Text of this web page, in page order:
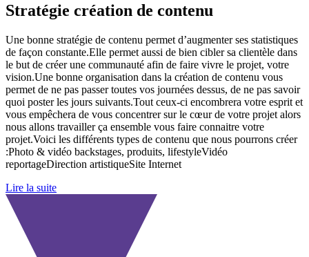
Stratégie création de contenu
Une bonne stratégie de contenu permet d’augmenter ses statistiques
de façon constante.Elle permet aussi de bien cibler sa clientèle dans
le but de créer une communauté afin de faire vivre le projet, votre
vision.Une bonne organisation dans la création de contenu vous
permet de ne pas passer toutes vos journées dessus, de ne pas savoir
quoi poster les jours suivants.Tout ceux-ci encombrera votre esprit et
vous empêchera de vous concentrer sur le cœur de votre projet alors
nous allons travailler ça ensemble vous faire connaitre votre
projet.Voici les différents types de contenu que nous pourrons créer
:Photo & vidéo backstages, produits, lifestyleVidéo
reportageDirection artistiqueSite Internet
Lire la suite